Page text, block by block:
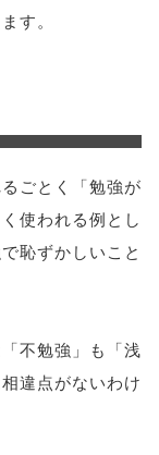
す。
ごとく「勉強が
使われる例とし
恥ずかしいこと
不勉強」も「浅
違点がないわけ